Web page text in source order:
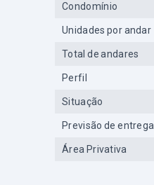
Condomínio
Unidades por andar
Total de andares
Perfil
Situação
Previsão de entrega
Área Privativa